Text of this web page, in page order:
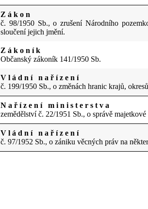
Z á k o n
č. 98/1950 Sb., o zrušení Národního
sloučení jejich jmění.
Z á k o n í k
Občanský zákoník 141/1950 Sb.
V l á d n í n a ř í z e n í
č. 199/1950 Sb., o změnách hranic krajů,
N a ř í z e n í m i n i s t e r s t v a
zemědělství č. 22/1951 Sb., o správě
V l á d n í n a ř í z e n í
č. 97/1952 Sb., o zániku věcných práv na